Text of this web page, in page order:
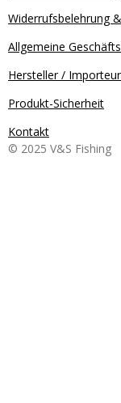
Widerrufsbelehrung
Allgemeine
Hersteller /
Produkt-Sicherheit
Kontakt
© 2025 V&S Fishing